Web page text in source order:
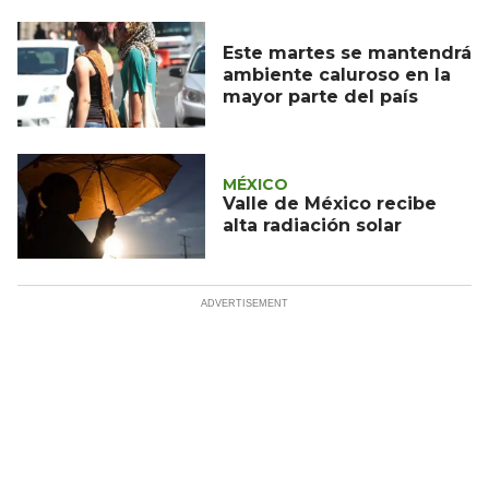
Este martes se mantendrá
ambiente caluroso en la
mayor parte del país
MÉXICO
Valle de México recibe
alta radiación solar